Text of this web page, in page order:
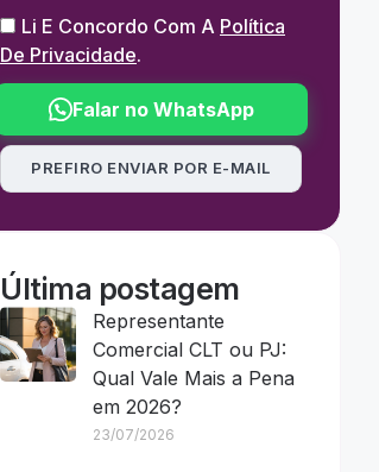
Li E Concordo Com A Política
De Privacidade.
Falar no WhatsApp
PREFIRO ENVIAR POR E-MAIL
Última postagem
Representante
Comercial CLT ou PJ:
Qual Vale Mais a Pena
em 2026?
23/07/2026